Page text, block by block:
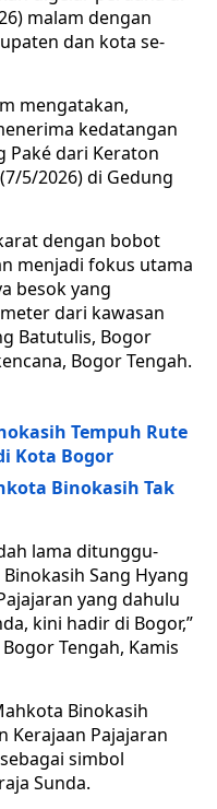
malam dengan
dan kota se-
mengatakan,
kedatangan
Paké dari Keraton
5/2026) di Gedung
dengan bobot
menjadi fokus utama
besok yang
dari kawasan
Batutulis, Bogor
Bogor Tengah.
Tempuh Rute
Kota Bogor
Binokasih Tak
lama ditunggu-
Sang Hyang
yang dahulu
kini hadir di Bogor,”
Tengah, Kamis
Binokasih
Kerajaan Pajajaran
simbol
Sunda.